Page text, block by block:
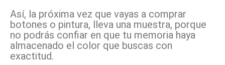
Así, la próxima vez que vayas a comprar
botones o pintura, lleva una muestra, porque
no podrás confiar en que tu memoria haya
almacenado el color que buscas con
exactitud.